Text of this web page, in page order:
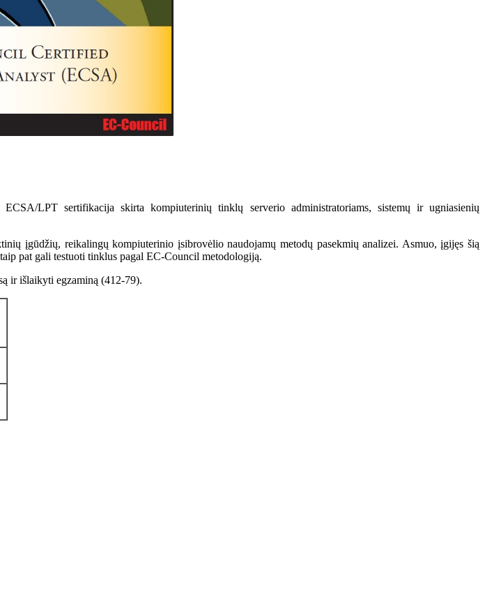
LPT sertifikacija skirta kompiuterinių tinklų serverio administratoriams, sistemų ir ugniasienių
įgūdžių, reikalingų kompiuterinio įsibrovėlio naudojamų metodų pasekmių analizei. Asmuo, įgijęs šią
pat gali testuoti tinklus pagal EC-Council metodologiją.
ir išlaikyti egzaminą (412-79).